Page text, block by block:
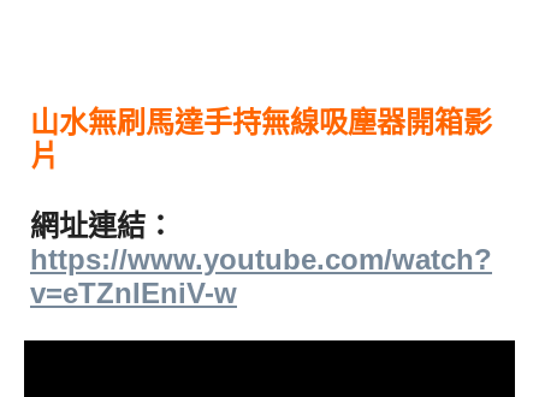
山水無刷馬達手持無線吸塵器開箱影
片
網址連結：
https://www.youtube.com/watch?
v=eTZnIEniV-w